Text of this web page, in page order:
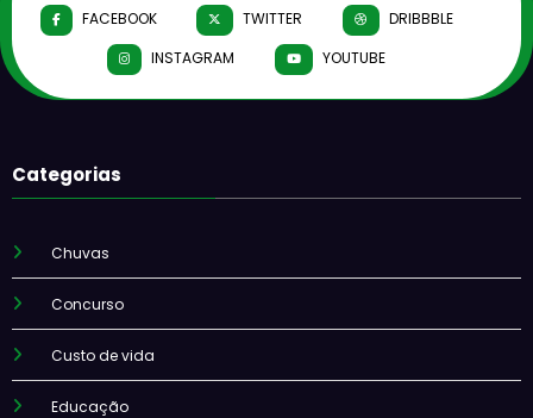
FACEBOOK TWITTER
DRIBBBLE
INSTAGRAM
YOUTUBE
Categorias
Chuvas
Concurso
Custo de vida
Educação